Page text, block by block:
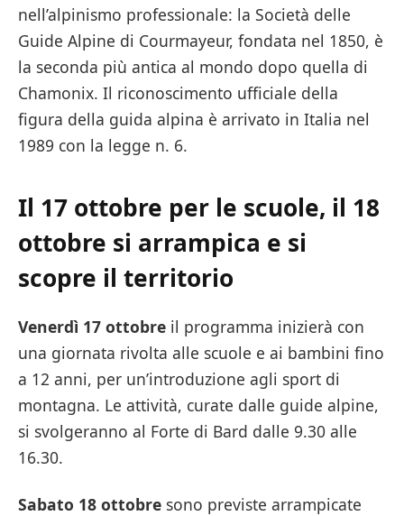
nell’alpinismo professionale: la Società delle
Guide Alpine di Courmayeur, fondata nel 1850, è
la seconda più antica al mondo dopo quella di
Chamonix. Il riconoscimento ufficiale della
figura della guida alpina è arrivato in Italia nel
1989 con la legge n. 6.
Il 17 ottobre per le scuole, il 18
ottobre si arrampica e si
scopre il territorio
Venerdì 17 ottobre il programma inizierà con
una giornata rivolta alle scuole e ai bambini fino
a 12 anni, per un’introduzione agli sport di
montagna. Le attività, curate dalle guide alpine,
si svolgeranno al Forte di Bard dalle 9.30 alle
16.30.
Sabato 18 ottobre sono previste arrampicate